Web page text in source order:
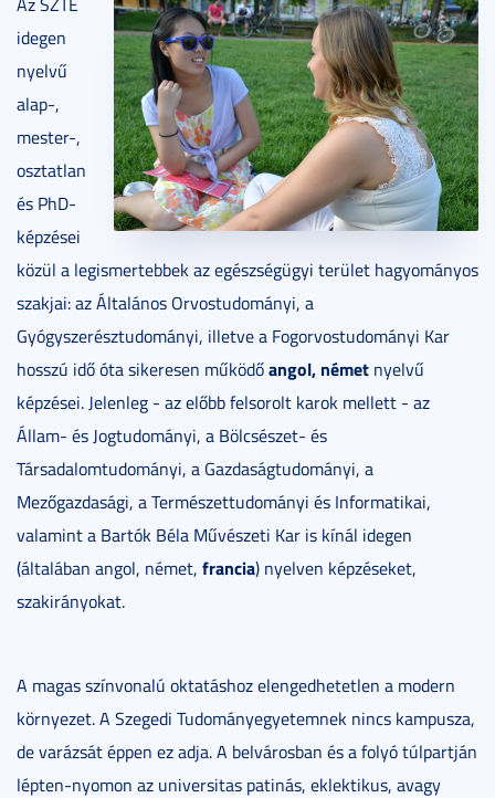
idegen
nyelvű
alap-,
mester-,
osztatlan
és PhD-
képzései
közül a legismertebbek az egészségügyi terület hagyományos
szakjai: az Általános Orvostudományi, a
Gyógyszerésztudományi, illetve a Fogorvostudományi Kar
hosszú idő óta sikeresen működőangol, német nyelvű
képzései. Jelenleg - az előbb felsorolt karok mellett - az
Állam- és Jogtudományi, a Bölcsészet- és
Társadalomtudományi, a Gazdaságtudományi, a
Mezőgazdasági, a Természettudományi és Informatikai,
valamint a Bartók Béla Művészeti Kar is kínál idegen
(általában angol, német, francia) nyelven képzéseket,
szakirányokat.
A magas színvonalú oktatáshoz elengedhetetlen a modern
környezet. A Szegedi Tudományegyetemnek nincs kampusza,
de varázsát éppen ez adja. A belvárosban és a folyó túlpartján
lépten-nyomon az universitas patinás, eklektikus, avagy